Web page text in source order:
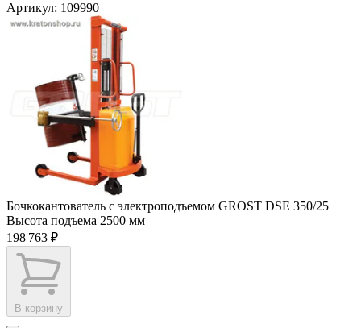
Артикул: 109990
Бочкокантователь с электроподъемом GROST DSE 350/25
Высота подъема 2500 мм
198 763 ₽
В корзину